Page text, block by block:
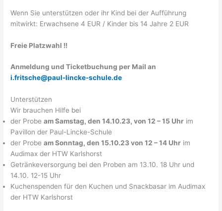
Wenn Sie unterstützen oder ihr Kind bei der Aufführung
mitwirkt: Erwachsene 4 EUR / Kinder bis 14 Jahre 2 EUR
Freie Platzwahl !!
Anmeldung und Ticketbuchung per Mail an
i.fritsche@paul-lincke-schule.de
Unterstützen
Wir brauchen Hilfe bei
der Probeam Samstag, den 14.10.23, von 12 – 15 Uhr im
Pavillon der Paul-Lincke-Schule
der Probeam Sonntag, den 15.10.23 von 12 – 14 Uhr im
Audimax der HTW Karlshorst
Getränkeversorgung bei den Proben am 13.10. 18 Uhr und
14.10. 12-15 Uhr
Kuchenspenden für den Kuchen und Snackbasar im Audimax
der HTW Karlshorst